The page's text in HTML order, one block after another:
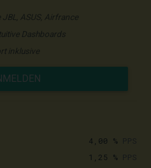
ASUS, Airfrance
Dashboards
inklusive
4,00 %
1,25 %